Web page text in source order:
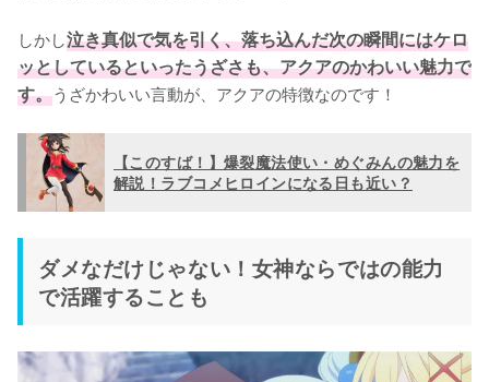
しかし泣き真似で気を引く、落ち込んだ次の瞬間にはケロ
ッとしているといったうざさも、アクアのかわいい魅力で
す。うざかわいい言動が、アクアの特徴なのです！
【このすば！】爆裂魔法使い・めぐみんの魅力を
解説！ラブコメヒロインになる日も近い？
ダメなだけじゃない！女神ならではの能力
で活躍することも